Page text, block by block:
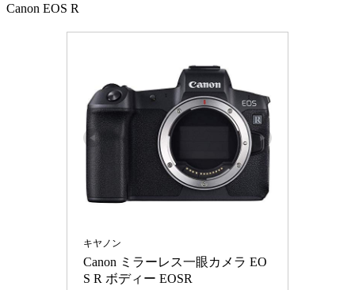
Canon EOS R
キヤノン
Canon ミラーレス一眼カメラ EO
S R ボディー EOSR